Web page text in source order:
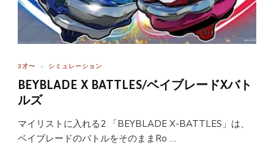
3才〜 シミュレーション
BEYBLADE X BATTLES/ベイブレードXバト
ルズ
マイリストに入れる2 「BEYBLADE X-BATTLES」は、
ベイブレードのバトルをそのままRo …